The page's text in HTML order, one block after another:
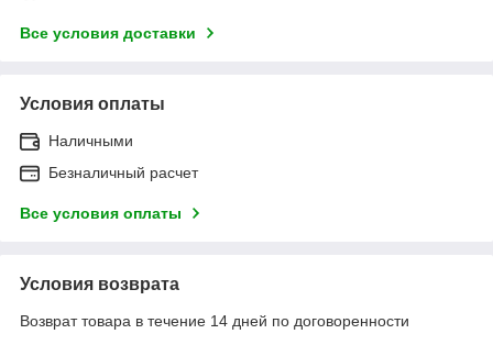
Все условия доставки
Условия оплаты
Наличными
Безналичный расчет
Все условия оплаты
Условия возврата
Возврат товара в течение 14 дней по договоренности